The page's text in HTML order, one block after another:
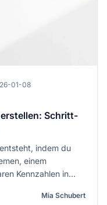
01-08
Schritt-
indem du
einem
Kennzahlen in
ein System, dasMia Schubert